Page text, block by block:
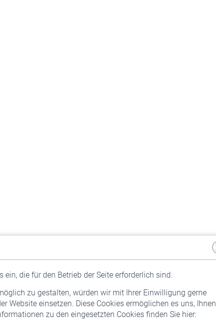
ein, die für den Betrieb der Seite erforderlich sind.
zu gestalten, würden wir mit Ihrer Einwilligung gerne
Website einsetzen. Diese Cookies ermöglichen es uns, Ihnen
zu den eingesetzten Cookies finden Sie hier: